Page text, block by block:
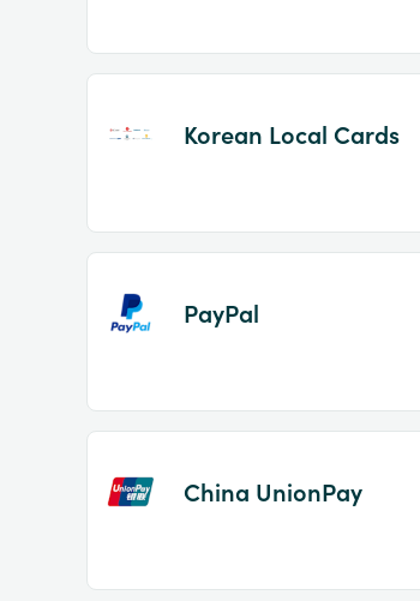
Korean Local Cards
PayPal
China UnionPay